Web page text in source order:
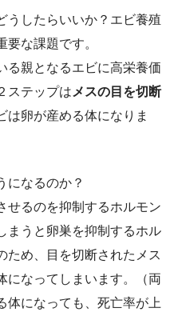
うしたらいいか？エビ養殖
な課題です。
る親となるエビに高栄養価
ステップは メスの目を切断
は卵が産める体になりま
になるのか？
せるのを抑制するホルモン
まうと卵巣を抑制するホル
ため、目を切断されたメス
になってしまいます。（両
体になっても、死亡率が上